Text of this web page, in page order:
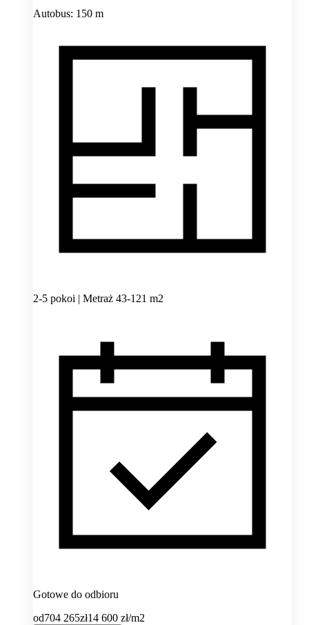
Autobus: 150 m
2-5 pokoi | Metraż 43-121 m2
Gotowe do odbioru
od704 265zł14 600 zł/m2